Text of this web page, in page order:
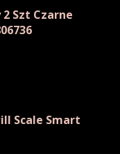
Szt Czarne
Scale Smart